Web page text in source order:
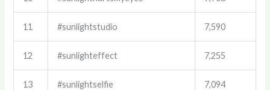
11 #sunlightstudio 7,590
12 #sunlighteffect 7,255
13 #sunlightselfie 7,094